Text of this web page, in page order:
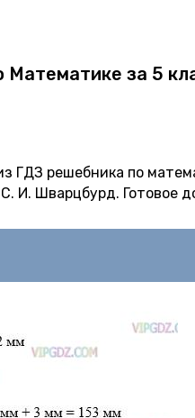
за 5
ГДЗ решебника по
И. Шварцбурд. Готовое